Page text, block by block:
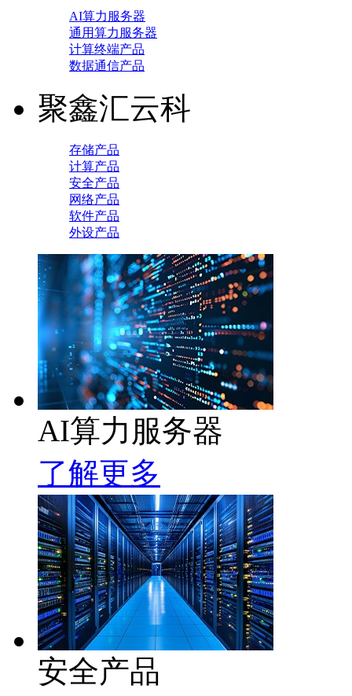
AI算力服务器
通用算力服务器
计算终端产品
数据通信产品
聚鑫汇云科
存储产品
计算产品
安全产品
网络产品
软件产品
外设产品
AI算力服务器
了解更多
安全产品